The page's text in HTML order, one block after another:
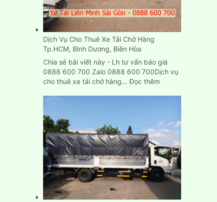
ở
đâu
TPHCM?
Dịch Vụ Cho Thuê Xe Tải Chở Hàng
Tp.HCM, Bình Dương, Biên Hòa
Chia sẻ bài viết này - Lh tư vấn báo giá
0888 600 700 Zalo 0888 600 700Dịch vụ
cho thuê xe tải chở hàng…Đọc thêm:
Thuê
Xe
Tải
Chở
Hàng
Tp.HCM,
Bình
Dương,